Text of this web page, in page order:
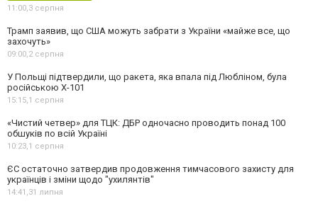
11:00,3 серпня
Трамп заявив, що США можуть забрати з України «майже все, що
захочуть»
09:00,2 серпня
У Польщі підтвердили, що ракета, яка впала під Любліном, була
російською Х-101
15:15,1 серпня
«Чистий четвер» для ТЦК: ДБР одночасно проводить понад 100
обшуків по всій Україні
10:23,1 серпня
ЄС остаточно затвердив продовження тимчасового захисту для
українців і зміни щодо "ухилянтів"
14:41,31 липня